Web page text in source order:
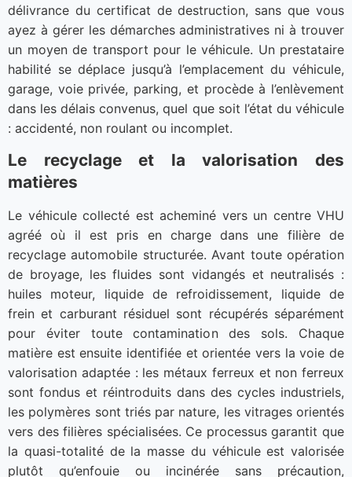
délivrance du certificat de destruction, sans que vous
ayez à gérer les démarches administratives ni à trouver
un moyen de transport pour le véhicule. Un prestataire
habilité se déplace jusqu’à l’emplacement du véhicule,
garage, voie privée, parking, et procède à l’enlèvement
dans les délais convenus, quel que soit l’état du véhicule
: accidenté, non roulant ou incomplet.
Le recyclage et la valorisation des
matières
Le véhicule collecté est acheminé vers un centre VHU
agréé où il est pris en charge dans une filière de
recyclage automobile structurée. Avant toute opération
de broyage, les fluides sont vidangés et neutralisés :
huiles moteur, liquide de refroidissement, liquide de
frein et carburant résiduel sont récupérés séparément
pour éviter toute contamination des sols. Chaque
matière est ensuite identifiée et orientée vers la voie de
valorisation adaptée : les métaux ferreux et non ferreux
sont fondus et réintroduits dans des cycles industriels,
les polymères sont triés par nature, les vitrages orientés
vers des filières spécialisées. Ce processus garantit que
la quasi-totalité de la masse du véhicule est valorisée
plutôt qu’enfouie ou incinérée sans précaution,